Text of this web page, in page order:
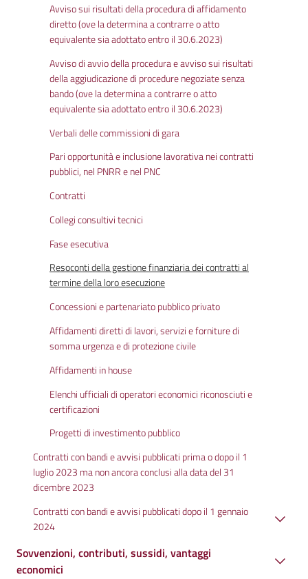
Avviso sui risultati della procedura di affidamento
diretto (ove la determina a contrarre o atto
equivalente sia adottato entro il 30.6.2023)
Avviso di avvio della procedura e avviso sui risultati
della aggiudicazione di procedure negoziate senza
bando (ove la determina a contrarre o atto
equivalente sia adottato entro il 30.6.2023)
Verbali delle commissioni di gara
Pari opportunità e inclusione lavorativa nei contratti
pubblici, nel PNRR e nel PNC
Contratti
Collegi consultivi tecnici
Fase esecutiva
Resoconti della gestione finanziaria dei contratti al
termine della loro esecuzione
Concessioni e partenariato pubblico privato
Affidamenti diretti di lavori, servizi e forniture di
somma urgenza e di protezione civile
Affidamenti in house
Elenchi ufficiali di operatori economici riconosciuti e
certificazioni
Progetti di investimento pubblico
Contratti con bandi e avvisi pubblicati prima o dopo il 1
luglio 2023 ma non ancora conclusi alla data del 31
dicembre 2023
Contratti con bandi e avvisi pubblicati dopo il 1 gennaio
2024
Sovvenzioni, contributi, sussidi, vantaggi
economici